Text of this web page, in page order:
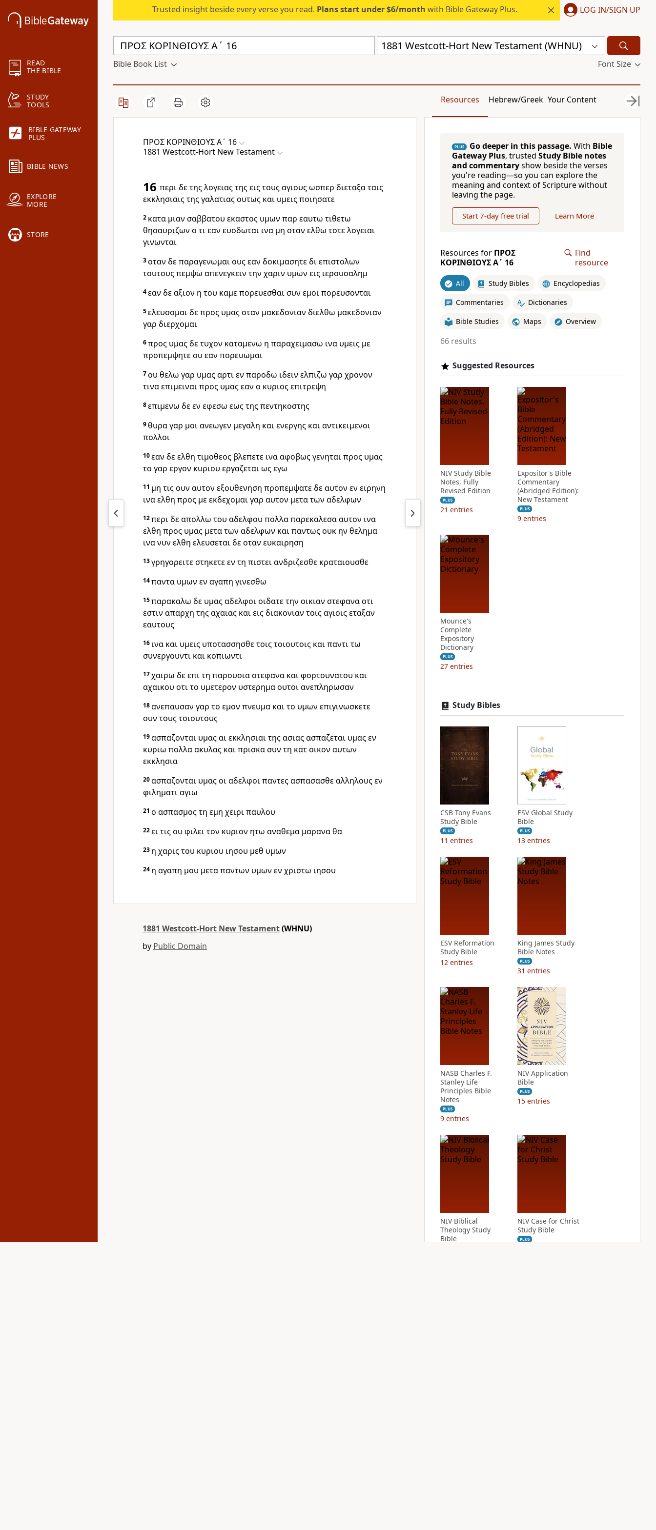
READ
THE BIBLE
STUDY
TOOLS
BIBLE GATEWAY
PLUS
BIBLE NEWS
EXPLORE
MORE
STORE
Trusted insight beside every verse you read. Plans start under $6/month with Bible Gateway Plus. LOG IN/SIGN UP
1881 Westcott-Hort New Testament (WHNU)
Bible Book List Font Size
Resources Hebrew/Greek Your Content
ΠΡΟΣ ΚΟΡΙΝΘΙΟΥΣ Α΄ 16
1881 Westcott-Hort New Testament
16 περι δε της λογειας της εις τους αγιους ωσπερ διεταξα ταις
εκκλησιαις της γαλατιας ουτως και υμεις ποιησατε
2 κατα μιαν σαββατου εκαστος υμων παρ εαυτω τιθετω
θησαυριζων ο τι εαν ευοδωται ινα μη οταν ελθω τοτε λογειαι
γινωνται
3οταν δε παραγενωμαι ους εαν δοκιμασητε δι επιστολων
τουτους πεμψω απενεγκειν την χαριν υμων εις ιερουσαλημ
4εαν δε αξιον η του καμε πορευεσθαι συν εμοι πορευσονται
5ελευσομαι δε προς υμας οταν μακεδονιαν διελθω μακεδονιαν
γαρ διερχομαι
6προς υμας δε τυχον καταμενω η παραχειμασω ινα υμεις με
προπεμψητε ου εαν πορευωμαι
7ου θελω γαρ υμας αρτι εν παροδω ιδειν ελπιζω γαρ χρονον
τινα επιμειναι προς υμας εαν ο κυριος επιτρεψη
8επιμενω δε εν εφεσω εως της πεντηκοστης
9θυρα γαρ μοι ανεωγεν μεγαλη και ενεργης και αντικειμενοι
πολλοι
10εαν δε ελθη τιμοθεος βλεπετε ινα αφοβως γενηται προς υμας
το γαρ εργον κυριου εργαζεται ως εγω
11 μη τις ουν αυτον εξουθενηση προπεμψατε δε αυτον εν ειρηνη
ινα ελθη προς με εκδεχομαι γαρ αυτον μετα των αδελφων
12περι δε απολλω του αδελφου πολλα παρεκαλεσα αυτον ινα
ελθη προς υμας μετα των αδελφων και παντως ουκ ην θελημα
ινα νυν ελθη ελευσεται δε οταν ευκαιρηση
13γρηγορειτε στηκετε εν τη πιστει ανδριζεσθε κραταιουσθε
14παντα υμων εν αγαπη γινεσθω
15παρακαλω δε υμας αδελφοι οιδατε την οικιαν στεφανα οτι
εστιν απαρχη της αχαιας και εις διακονιαν τοις αγιοις εταξαν
εαυτους
16 ινα και υμεις υποτασσησθε τοις τοιουτοις και παντι τω
συνεργουντι και κοπιωντι
17χαιρω δε επι τη παρουσια στεφανα και φορτουνατου και
αχαικου οτι το υμετερον υστερημα ουτοι ανεπληρωσαν
18ανεπαυσαν γαρ το εμον πνευμα και το υμων επιγινωσκετε
ουν τους τοιουτους
19ασπαζονται υμας αι εκκλησιαι της ασιας ασπαζεται υμας εν
κυριω πολλα ακυλας και πρισκα συν τη κατ οικον αυτων
εκκλησια
20ασπαζονται υμας οι αδελφοι παντες ασπασασθε αλληλους εν
φιληματι αγιω
21 ο ασπασμος τη εμη χειρι παυλου
22ει τις ου φιλει τον κυριον ητω αναθεμα μαρανα θα
23 η χαρις του κυριου ιησου μεθ υμων
24 η αγαπη μου μετα παντων υμων εν χριστω ιησου
1881 Westcott-Hort New Testament(WHNU)
by Public Domain
PLUS Go deeper in this passage. With Bible
Gateway Plus, trusted Study Bible notes
and commentaryshow beside the verses
you're reading—so you can explore the
meaning and context of Scripture without
leaving the page.
Start 7-day free trial Learn More
Resources for ΠΡΟΣ
ΚΟΡΙΝΘΙΟΥΣ Α΄ 16
Find
resource
All Study Bibles Encyclopedias
Commentaries Dictionaries
Bible Studies Maps Overview
66 results
Suggested Resources
NIV Study Bible
Notes, Fully
Revised Edition
PLUS
21 entries
Expositor's Bible
Commentary
(Abridged Edition):
New Testament
PLUS
9 entries
Mounce's
Complete
Expository
Dictionary
PLUS
27 entries
Study Bibles
CSB Tony Evans
Study Bible
PLUS
11 entries
ESV Global Study
Bible
PLUS
13 entries
ESV Reformation
Study Bible
12 entries
King James Study
Bible Notes
PLUS
31 entries
NASB Charles F.
Stanley Life
Principles Bible
Notes
PLUS
9 entries
NIV Application
Bible
PLUS
15 entries
NIV Biblical
Theology Study
Bible
NIV Case for Christ
Study Bible
PLUS